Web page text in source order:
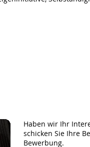
Haben wir Ihr
schicken Sie Ihre
Bewerbung.